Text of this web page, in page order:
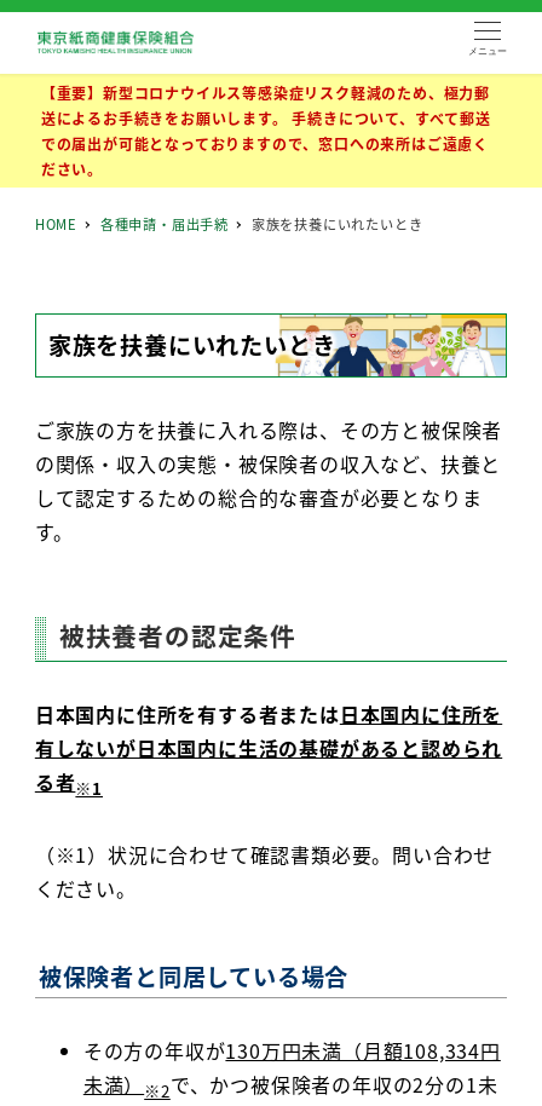
メニュー
【重要】新型コロナウイルス等感染症リスク軽減のため、極力郵
送によるお手続きをお願いします。 手続きについて、すべて郵送
での届出が可能となっておりますので、窓口への来所はご遠慮く
ださい。
HOME 各種申請・届出手続 家族を扶養にいれたいとき
家族を扶養にいれたいとき
ご家族の方を扶養に入れる際は、その方と被保険者
の関係・収入の実態・被保険者の収入など、扶養と
して認定するための総合的な審査が必要となりま
す。
被扶養者の認定条件
日本国内に住所を有する者または日本国内に住所を
有しないが日本国内に生活の基礎があると認められ
る者※1
（※1）状況に合わせて確認書類必要。問い合わせ
ください。
被保険者と同居している場合
その方の年収が130万円未満（月額108,334円
未満）
※2で、かつ被保険者の年収の2分の1未